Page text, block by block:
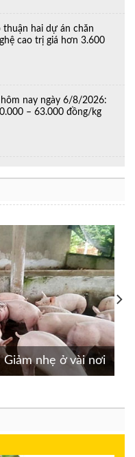
thuận hai dự án chăn
cao trị giá hơn 3.600
nay ngày 6/8/2026:
– 63.000 đồng/kg
nhẹ ở vài nơi